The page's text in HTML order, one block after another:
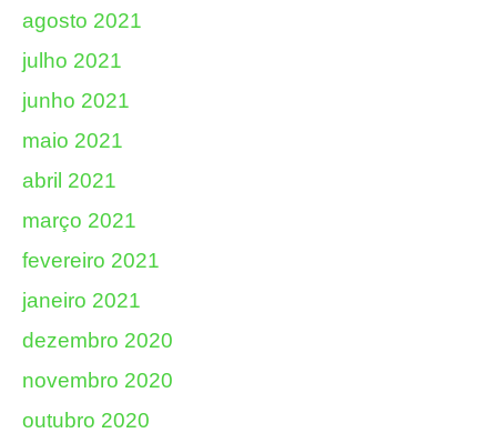
agosto 2021
julho 2021
junho 2021
maio 2021
abril 2021
março 2021
fevereiro 2021
janeiro 2021
dezembro 2020
novembro 2020
outubro 2020